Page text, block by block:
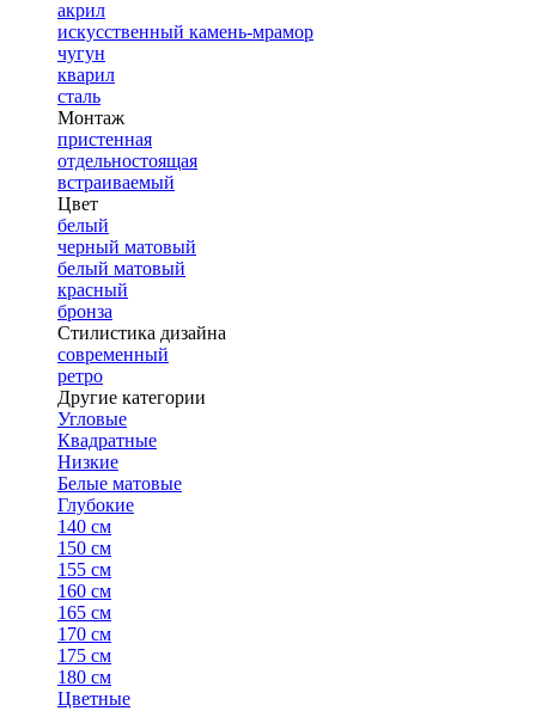
акрил
искусственный камень-мрамор
чугун
кварил
сталь
Монтаж
пристенная
отдельностоящая
встраиваемый
Цвет
белый
черный матовый
белый матовый
красный
бронза
Стилистика дизайна
современный
ретро
Другие категории
Угловые
Квадратные
Низкие
Белые матовые
Глубокие
140 см
150 см
155 см
160 см
165 см
170 см
175 см
180 см
Цветные